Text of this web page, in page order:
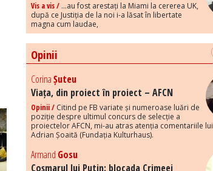
Vis a vis / ...au fost arestați la Miami la cererea UK,
după ce Justiția de la noi i-a lăsat în libertate
magna cum laudae,
Opinii
CorinaȘuteu
Viața, din proiect în proiect – AFCN
Opinii / Citind pe FB variate și numeroase luări de
poziție despre ultimul concurs de selecție a
proiectelor AFCN, mi-au atras atenția comentariile lui
Adrian Șoaită (Fundația Kulturhaus).
Armand Gosu
Coșmarul lui Putin: blocada Crimeei